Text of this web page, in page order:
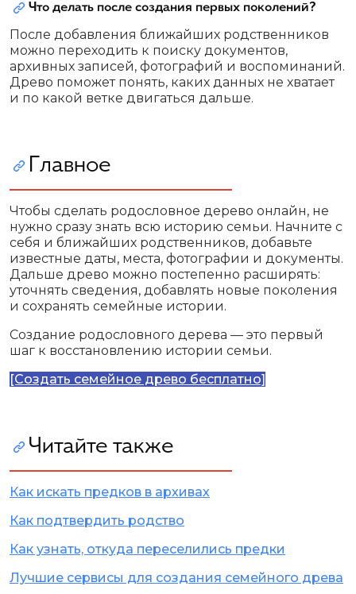
Что делать после создания первых поколений?
После добавления ближайших родственников
можно переходить к поиску документов,
архивных записей, фотографий и воспоминаний.
Древо поможет понять, каких данных не хватает
и по какой ветке двигаться дальше.
Главное
Чтобы сделать родословное дерево онлайн, не
нужно сразу знать всю историю семьи. Начните с
себя и ближайших родственников, добавьте
известные даты, места, фотографии и документы.
Дальше древо можно постепенно расширять:
уточнять сведения, добавлять новые поколения
и сохранять семейные истории.
Создание родословного дерева — это первый
шаг к восстановлению истории семьи.
[Создать семейное древо бесплатно]
Читайте также
Как искать предков в архивах
Как подтвердить родство
Как узнать, откуда переселились предки
Лучшие сервисы для создания семейного древа